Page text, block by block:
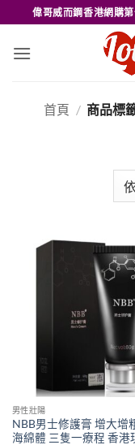
to
content
偉哥威而鋼香港網購
首頁 / 商品標
男性壯陽
NBB男士修護膏 增大增
海綿體 三隻一療程 香港